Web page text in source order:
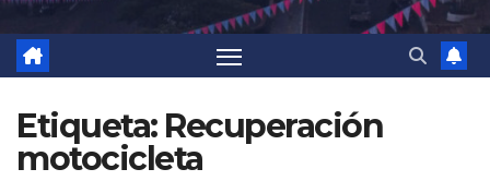
Etiqueta: Recuperación
motocicleta